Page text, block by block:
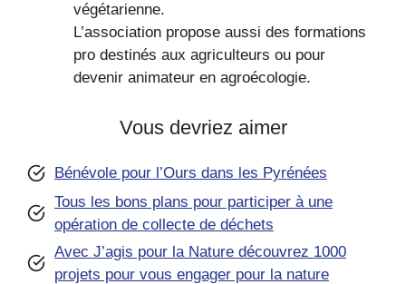
végétarienne.
L’association propose aussi des formations
pro destinés aux agriculteurs ou pour
devenir animateur en agroécologie.
Vous devriez aimer
Bénévole pour l’Ours dans les Pyrénées
Tous les bons plans pour participer à une
opération de collecte de déchets
Avec J’agis pour la Nature découvrez 1000
projets pour vous engager pour la nature